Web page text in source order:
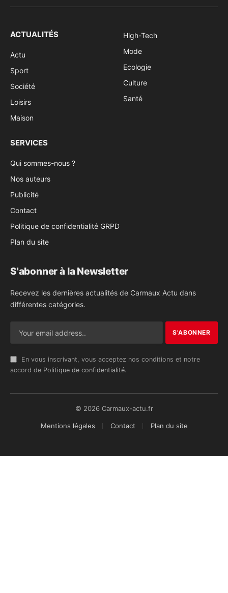
(Twitter)
ACTUALITÉS
Actu
Sport
Société
Loisirs
Maison
High-Tech
Mode
Ecologie
Culture
Santé
SERVICES
Qui sommes-nous ?
Nos auteurs
Publicité
Contact
Politique de confidentialité GRPD
Plan du site
S'abonner à la Newsletter
Recevez les dernières actualités de Carmaux Actu dans
différentes catégories.
En vous inscrivant, vous acceptez nos conditions et notre
accord de Politique de confidentialité.
© 2026 Carmaux-actu.fr
Mentions légales Contact Plan du site